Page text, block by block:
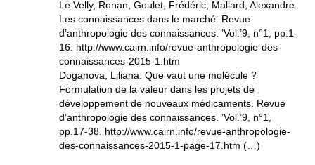
Evenements
Le Velly, Ronan, Goulet, Frédéric, Mallard, Alexandre.
Les connaissances dans le marché. Revue
d’anthropologie des connaissances. ’Vol.’9, n°1, pp.1-
16. http://www.cairn.info/revue-anthropologie-des-
connaissances-2015-1.htm
Doganova, Liliana. Que vaut une molécule ?
Formulation de la valeur dans les projets de
développement de nouveaux médicaments. Revue
d’anthropologie des connaissances. ’Vol.’9, n°1,
pp.17-38. http://www.cairn.info/revue-anthropologie-
des-connaissances-2015-1-page-17.htm (…)